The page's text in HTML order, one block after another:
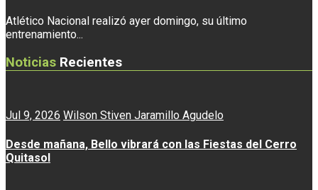
Atlético Nacional realizó ayer domingo, su último
entrenamiento...
Noticias Recientes
Jul 9, 2026 Wilson Stiven Jaramillo Agudelo
Desde mañana, Bello vibrará con las Fiestas del Cerro
Quitasol